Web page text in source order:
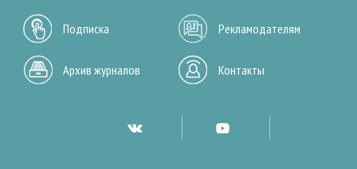
Подписка Рекламодателям
Архив журналов Контакты